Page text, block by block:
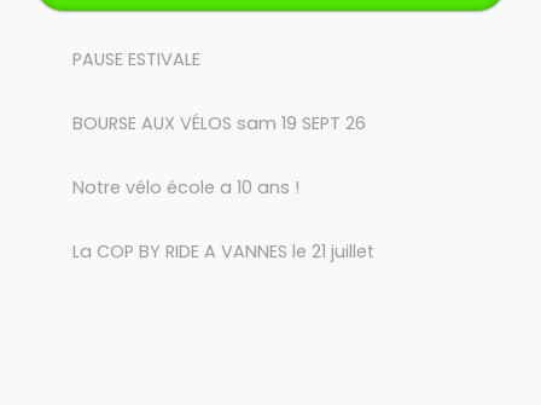
PAUSE ESTIVALE
BOURSE AUX VÉLOS sam 19 SEPT 26
Notre vélo école a 10 ans !
La COP BY RIDE A VANNES le 21 juillet